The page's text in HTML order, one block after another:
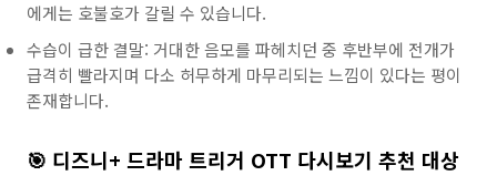
에게는 호불호가 갈릴 수 있습니다.
수습이 급한 결말: 거대한 음모를 파헤치던 중 후반부에 전개가
급격히 빨라지며 다소 허무하게 마무리되는 느낌이 있다는 평이
존재합니다.
🎯 디즈니+ 드라마 트리거 OTT 다시보기 추천 대상